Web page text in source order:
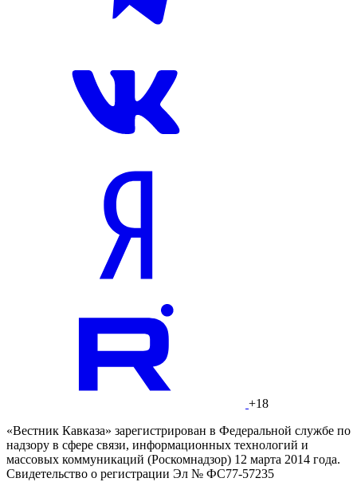
+18
«Вестник Кавказа» зарегистрирован в Федеральной службе по
надзору в сфере связи, информационных технологий и
массовых коммуникаций (Роскомнадзор) 12 марта 2014 года.
Свидетельство о регистрации Эл № ФС77-57235